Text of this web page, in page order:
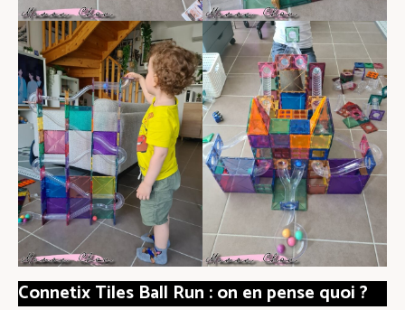
Connetix Tiles Ball Run : on en pense quoi ?